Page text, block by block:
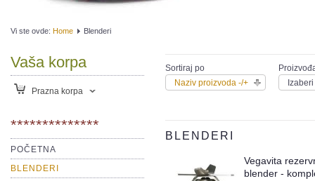
Vi ste ovde: Home Blenderi
Vaša korpa
Prazna korpa
**************
POČETNA
BLENDERI
Sortiraj po
Naziv proizvoda -/+
BLENDERI
Vegavita
blender -